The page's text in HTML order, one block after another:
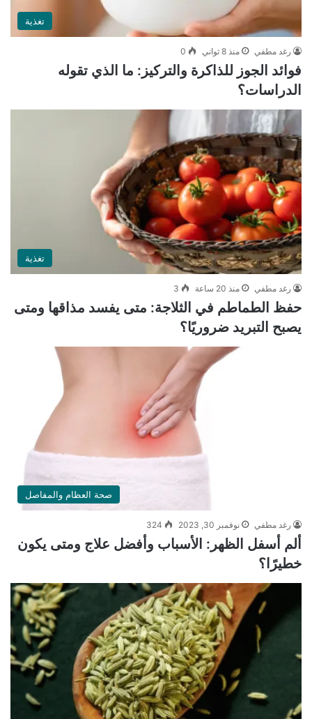
تغذية
رغد مطفي منذ 8 ثواني 0
فوائد الجوز للذاكرة والتركيز: ما الذي تقوله
الدراسات؟
تغذية
رغد مطفي منذ 20 ساعة 3
حفظ الطماطم في الثلاجة: متى يفسد مذاقها ومتى
يصبح التبريد ضروريًا؟
صحة العظام والمفاصل
رغد مطفي نوفمبر 30, 2023 324
ألم أسفل الظهر: الأسباب وأفضل علاج ومتى يكون
خطيرًا؟